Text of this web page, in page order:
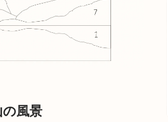
風景